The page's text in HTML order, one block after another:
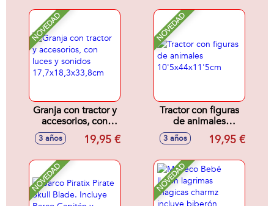
NOVEDAD
Granja con tractor y
accesorios, con
luces y sonidos
17,7x18,3x33,8cm
3 años 19,95 €
NOVEDAD
Tractor con figuras
de animales
10'5x44x11'5cm
3 años 19,95 €
NOVEDAD NOVEDAD